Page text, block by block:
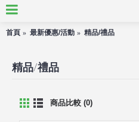
首頁 最新優惠/活動 精品/禮品
精品/禮品
商品比較 (0)